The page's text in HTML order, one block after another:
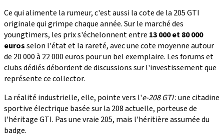
Ce qui alimente la rumeur, c'est aussi la cote de la 205 GTI
originale qui grimpe chaque année. Sur le marché des
youngtimers, les prix s'échelonnent entre 13 000 et 80 000
eurosselon l'état et la rareté, avec une cote moyenne autour
de 20 000 à 22 000 euros pour un bel exemplaire. Les forums et
clubs dédiés débordent de discussions sur l'investissement que
représente ce collector.
La réalité industrielle, elle, pointe vers l'e-208 GTI: une citadine
sportive électrique basée sur la 208 actuelle, porteuse de
l'héritage GTI. Pas une vraie 205, mais l'héritière assumée du
badge.